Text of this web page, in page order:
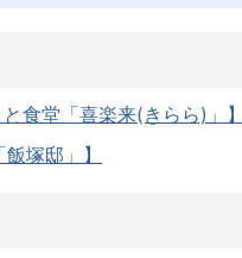
食堂「喜楽来(きらら)」】
塚邸」】